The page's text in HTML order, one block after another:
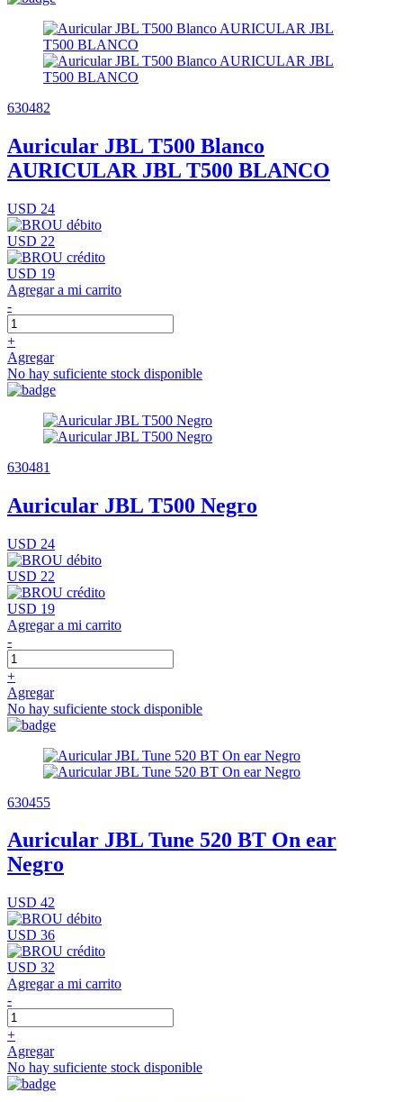
630482
Auricular JBL T500 Blanco
AURICULAR JBL T500 BLANCO
USD 24
USD 22
USD 19
Agregar a mi carrito
-
+
Agregar
No hay suficiente stock disponible
630481
Auricular JBL T500 Negro
USD 24
USD 22
USD 19
Agregar a mi carrito
-
+
Agregar
No hay suficiente stock disponible
630455
Auricular JBL Tune 520 BT On ear
Negro
USD 42
USD 36
USD 32
Agregar a mi carrito
-
+
Agregar
No hay suficiente stock disponible